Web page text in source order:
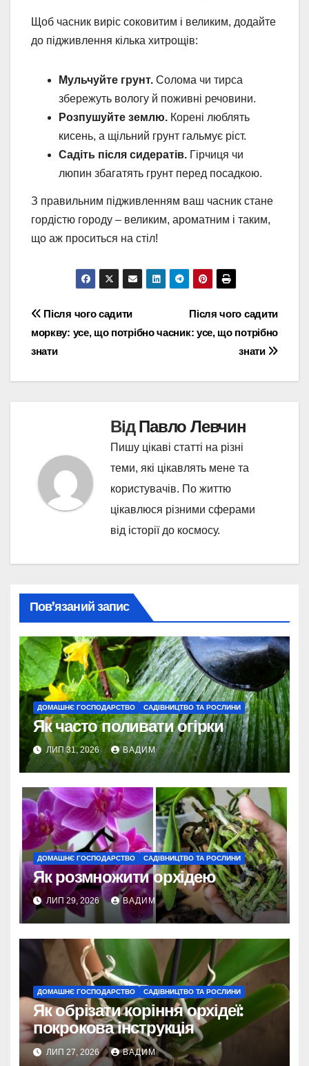
Щоб часник виріс соковитим і великим, додайте
до підживлення кілька хитрощів:
Мульчуйте грунт. Солома чи тирса
збережуть вологу й поживні речовини.
Розпушуйте землю. Корені люблять
кисень, а щільний грунт гальмує ріст.
Садіть після сидератів. Гірчиця чи
люпин збагатять грунт перед посадкою.
З правильним підживленням ваш часник стане
гордістю городу – великим, ароматним і таким,
що аж проситься на стіл!
Навігація
записів
Після чого садити
часник: усе, що потрібно
знати
Після чого садити
моркву: усе, що потрібно
знати
ВідПавло Левчин
Пишу цікаві статті на різні
теми, які цікавлять мене та
користувачів. По життю
цікавлюся різними сферами
від історії до космосу.
Пов’язаний запис
ДОМАШНЄ ГОСПОДАРСТВО САДІВНИЦТВО ТА РОСЛИНИ
Як часто поливати огірки
ЛИП 31, 2026 ВАДИМ
ДОМАШНЄ ГОСПОДАРСТВО САДІВНИЦТВО ТА РОСЛИНИ
Як розмножити орхідею
ЛИП 29, 2026 ВАДИМ
ДОМАШНЄ ГОСПОДАРСТВО САДІВНИЦТВО ТА РОСЛИНИ
Як обрізати коріння орхідеї:
покрокова інструкція
ЛИП 27, 2026 ВАДИМ